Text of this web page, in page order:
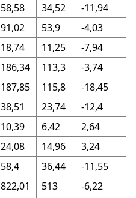
58,58 34,52
-11,94
91,02 53,9
-4,03
18,74 11,25
-7,94
186,34 113,3
-3,74
187,85 115,8
-18,45
38,51 23,74
-12,4
10,39 6,42
2,64
24,08 14,96
3,24
58,4 36,44
-11,55
822,01 513
-6,22